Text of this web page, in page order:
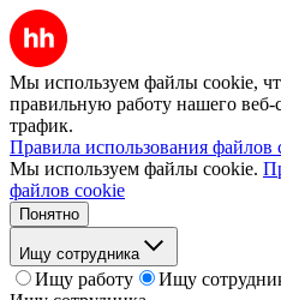
Мы используем файлы cookie,
правильную работу нашего веб-
трафик.
Правила использования файлов
Мы используем файлы cookie.
файлов cookie
Понятно
Ищу сотрудника
Ищу работу
Ищу